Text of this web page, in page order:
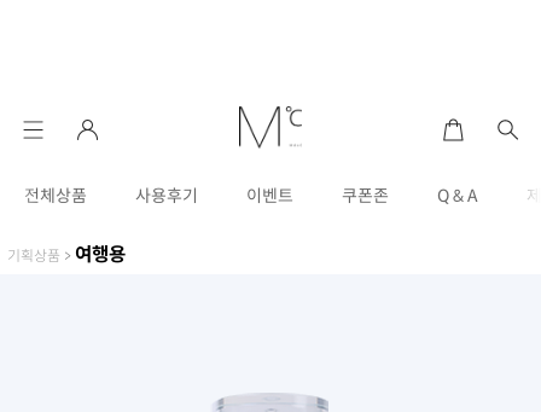
전체상품 사용후기 이벤트 쿠폰존 Q & A
기획상품 > 여행용